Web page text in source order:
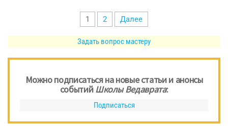
записей
1 2 Далее
Задать вопрос мастеру
Можно подписаться на новые статьи и анонсы
событийШколы Ведаврата:
Подписаться